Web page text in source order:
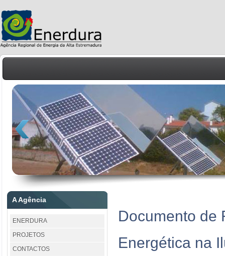
A Agência
ENERDURA
PROJETOS
CONTACTOS
Documento de
Energética na